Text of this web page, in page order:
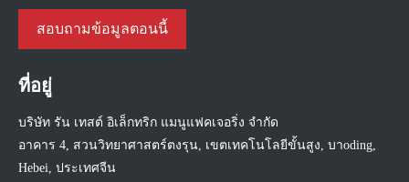
สอบถามข้อมูลตอนนี้
ที่อยู่
บริษัท รัน เทสต์ อิเล็กทริก แมนูแฟคเจอริ่ง จำกัด
อาคาร 4, สวนวิทยาศาสตร์ตงรุน, เขตเทคโนโลยีขั้นสูง, บาoding,
Hebei, ประเทศจีน